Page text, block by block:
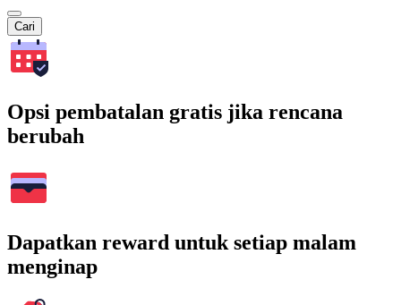
Cari
Opsi pembatalan gratis jika rencana
berubah
Dapatkan reward untuk setiap malam
menginap